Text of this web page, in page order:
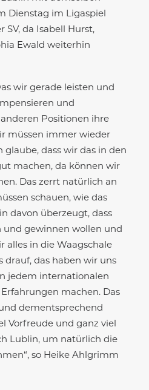
Dienstag im Ligaspiel
da Isabell Hurst,
Ewald weiterhin
wir gerade leisten und
und
Positionen ihre
müssen immer wieder
glaube, dass wir das in den
machen, da können wir
Das zerrt natürlich an
schauen, wie das
davon überzeugt, dass
und gewinnen wollen und
alles in die Waagschale
drauf, das haben wir uns
jedem internationalen
machen. Das
dementsprechend
Vorfreude und ganz viel
Lublin, um natürlich die
so Heike Ahlgrimm